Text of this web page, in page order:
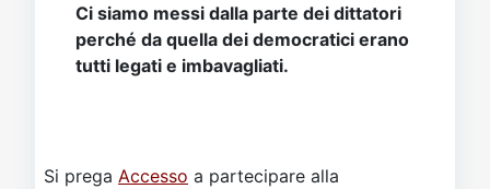
Ci siamo messi dalla parte dei dittatori
perché da quella dei democratici erano
tutti legati e imbavagliati.
Si prega Accesso a partecipare alla